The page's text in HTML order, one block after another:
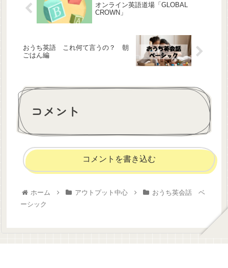
オンライン英語道場「GLOBAL
CROWN」
おうち英語 これ何て言うの？ 朝
ごはん編
コメント
コメントを書き込む
ホーム アウトプット中心
おうち英会話 ベ
ーシック